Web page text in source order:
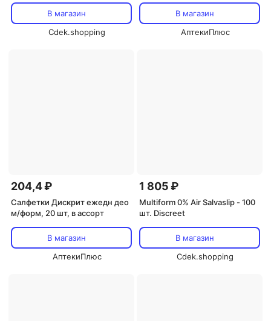
В магазин
Cdek.shopping
В магазин
АптекиПлюс
204,4 ₽
Салфетки Дискрит ежедн део
м/форм, 20 шт, в ассорт
В магазин
АптекиПлюс
1 805 ₽
Multiform 0% Air Salvaslip - 100
шт. Discreet
В магазин
Cdek.shopping